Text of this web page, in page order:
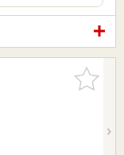
お気に入
りに追加